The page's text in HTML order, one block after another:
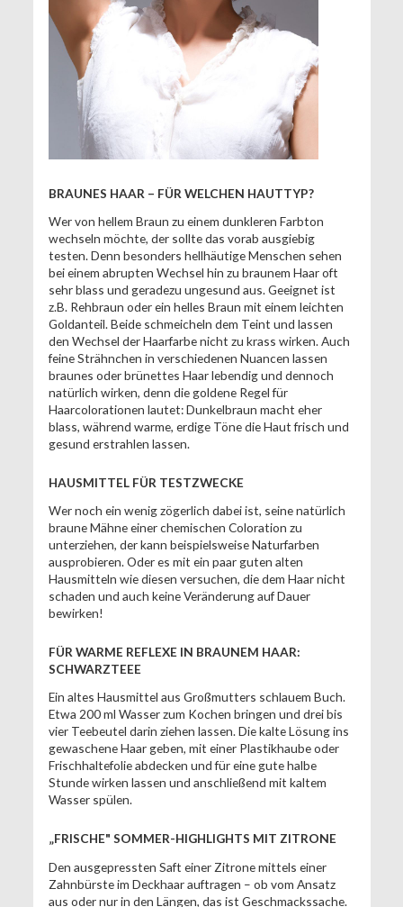
BRAUNES HAAR – FÜR WELCHEN HAUTTYP?
Wer von hellem Braun zu einem dunkleren Farbton
wechseln möchte, der sollte das vorab ausgiebig
testen. Denn besonders hellhäutige Menschen sehen
bei einem abrupten Wechsel hin zu braunem Haar oft
sehr blass und geradezu ungesund aus. Geeignet ist
z.B. Rehbraun oder ein helles Braun mit einem leichten
Goldanteil. Beide schmeicheln dem Teint und lassen
den Wechsel der Haarfarbe nicht zu krass wirken. Auch
feine Strähnchen in verschiedenen Nuancen lassen
braunes oder brünettes Haar lebendig und dennoch
natürlich wirken, denn die goldene Regel für
Haarcolorationen lautet: Dunkelbraun macht eher
blass, während warme, erdige Töne die Haut frisch und
gesund erstrahlen lassen.
HAUSMITTEL FÜR TESTZWECKE
Wer noch ein wenig zögerlich dabei ist, seine natürlich
braune Mähne einer chemischen Coloration zu
unterziehen, der kann beispielsweise Naturfarben
ausprobieren. Oder es mit ein paar guten alten
Hausmitteln wie diesen versuchen, die dem Haar nicht
schaden und auch keine Veränderung auf Dauer
bewirken!
FÜR WARME REFLEXE IN BRAUNEM HAAR:
SCHWARZTEEE
Ein altes Hausmittel aus Großmutters schlauem Buch.
Etwa 200 ml Wasser zum Kochen bringen und drei bis
vier Teebeutel darin ziehen lassen. Die kalte Lösung ins
gewaschene Haar geben, mit einer Plastikhaube oder
Frischhaltefolie abdecken und für eine gute halbe
Stunde wirken lassen und anschließend mit kaltem
Wasser spülen.
„FRISCHE" SOMMER-HIGHLIGHTS MIT ZITRONE
Den ausgepressten Saft einer Zitrone mittels einer
Zahnbürste im Deckhaar auftragen – ob vom Ansatz
aus oder nur in den Längen, das ist Geschmackssache.